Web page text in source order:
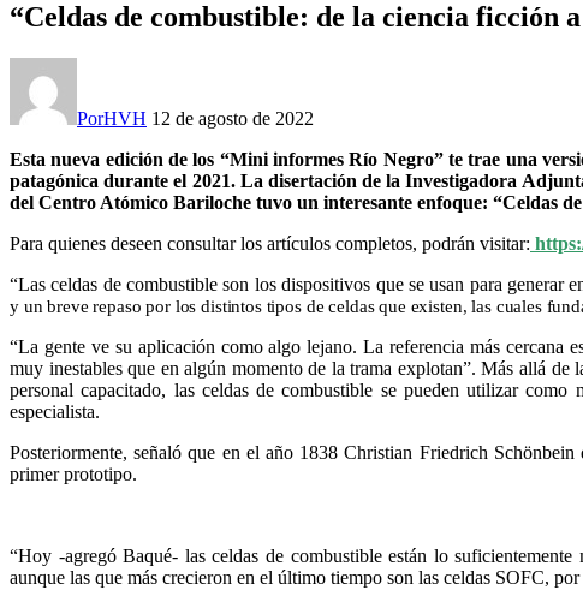
“Celdas de combustible: de la ciencia ficción
PorHVH 12 de agosto de 2022
Esta nueva edición de los “Mini informes Río Negro”te trae una
patagónica durante el 2021. La disertación de la Investigadora
del Centro Atómico Bariloche tuvo un interesante enfoque: “Celdas
Para quienes deseen consultar los artículos completos, podrán visitar:
“Las celdas de combustible son los dispositivos que se usan para
y un breve repaso por los distintos tipos de celdas que existen, las cuales
“La gente ve su aplicación como algo lejano. La referencia más cercana
muy inestables que en algún momento de la trama explotan”. Más allá de
personal capacitado, las celdas de combustible se pueden utilizar
especialista.
Posteriormente, señaló que en el año 1838 Christian Friedrich
primer prototipo.
“Hoy -agregó Baqué- las celdas de combustible están lo
aunque las que más crecieron en el último tiempo son las celdas SOFC,